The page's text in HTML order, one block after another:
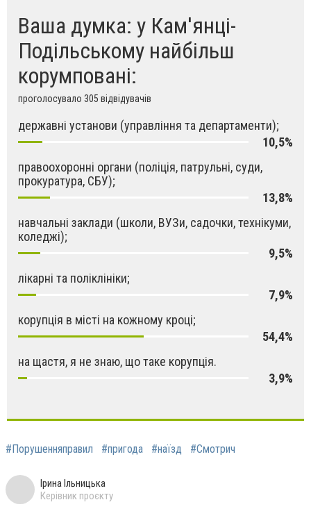
Ваша думка: у Кам'янці-
Подільському найбільш
корумповані:
проголосувало 305 відвідувачів
державні установи (управління та департаменти);
10,5%
правоохоронні органи (поліція, патрульні, суди,
прокуратура, СБУ);
13,8%
навчальні заклади (школи, ВУЗи, садочки, технікуми,
коледжі);
9,5%
лікарні та поліклініки;
7,9%
корупція в місті на кожному кроці;
54,4%
на щастя, я не знаю, що таке корупція.
3,9%
#Порушенняправил #пригода #наїзд #Смотрич
Ірина Ільницька
Керівник проєкту